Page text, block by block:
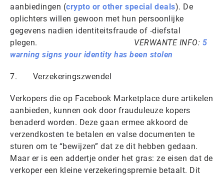
aanbiedingen (crypto or other special deals). De
oplichters willen gewoon met hun persoonlijke
gegevens nadien identiteitsfraude of -diefstal
plegen. VERWANTE INFO: 5
warning signs your identity has been stolen
7. Verzekeringszwendel
Verkopers die op Facebook Marketplace dure artikelen
aanbieden, kunnen ook door frauduleuze kopers
benaderd worden. Deze gaan ermee akkoord de
verzendkosten te betalen en valse documenten te
sturen om te “bewijzen” dat ze dit hebben gedaan.
Maar er is een addertje onder het gras: ze eisen dat de
verkoper een kleine verzekeringspremie betaalt. Dit